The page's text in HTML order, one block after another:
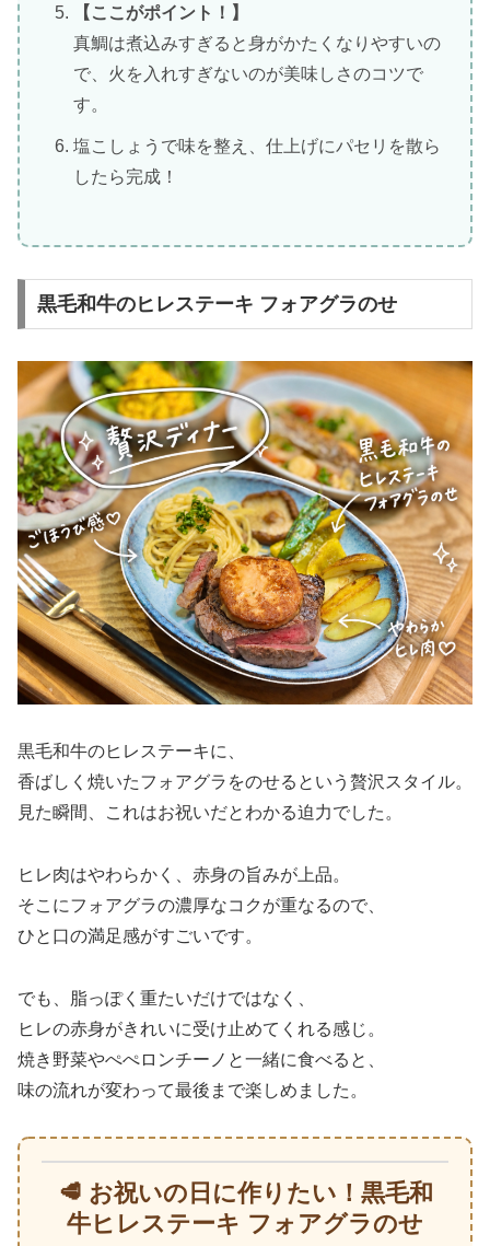
【ここがポイント！】
真鯛は煮込みすぎると身がかたくなりやすいの
で、火を入れすぎないのが美味しさのコツで
す。
塩こしょうで味を整え、仕上げにパセリを散ら
したら完成！
黒毛和牛のヒレステーキ フォアグラのせ
黒毛和牛のヒレステーキに、
香ばしく焼いたフォアグラをのせるという贅沢スタイル。
見た瞬間、これはお祝いだとわかる迫力でした。
ヒレ肉はやわらかく、赤身の旨みが上品。
そこにフォアグラの濃厚なコクが重なるので、
ひと口の満足感がすごいです。
でも、脂っぽく重たいだけではなく、
ヒレの赤身がきれいに受け止めてくれる感じ。
焼き野菜やぺぺロンチーノと一緒に食べると、
味の流れが変わって最後まで楽しめました。
🥩 お祝いの日に作りたい！黒毛和
牛ヒレステーキ フォアグラのせ